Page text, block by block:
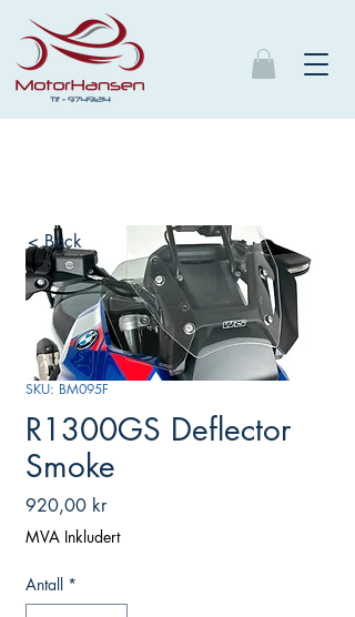
SKU: BM095F
R1300GS Deflector
Smoke
920,00 krPris
MVA Inkludert
Antall *
< Back